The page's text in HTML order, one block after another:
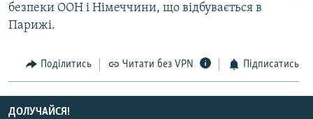
безпеки ООН і Німеччини, що відбувається в
Парижі.
Поділитись Читати без VPN Підписатись
ДОЛУЧАЙСЯ!